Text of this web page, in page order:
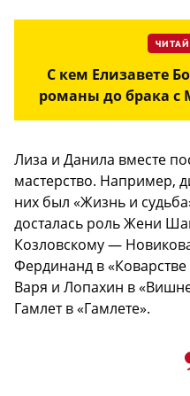
С кем Елизавете
романы до брака
Лиза и Данила вместе
мастерство. Например,
них был «Жизнь и
досталась роль Жени
Козловскому —
Фердинанд в
Варя и Лопахин в
Гамлет в «Гамлете».